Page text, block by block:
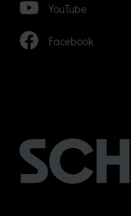
YouTube
Facebook